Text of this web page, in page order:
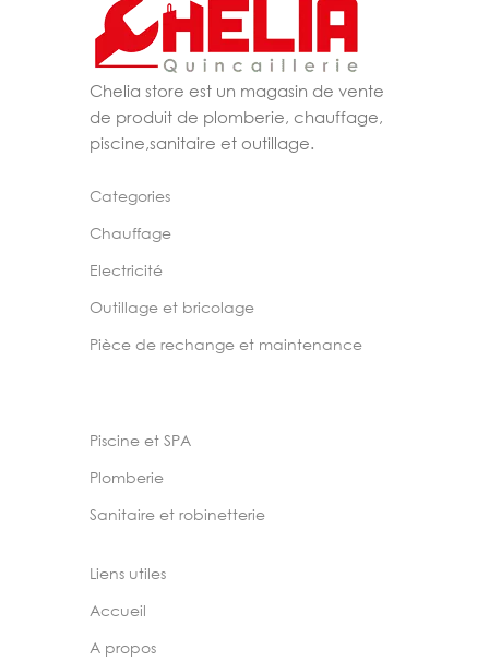
Chelia store est un magasin de vente
de produit de plomberie, chauffage,
piscine,sanitaire et outillage.
Categories
Chauffage
Electricité
Outillage et bricolage
Pièce de rechange et maintenance
Piscine et SPA
Plomberie
Sanitaire et robinetterie
Liens utiles
Accueil
A propos